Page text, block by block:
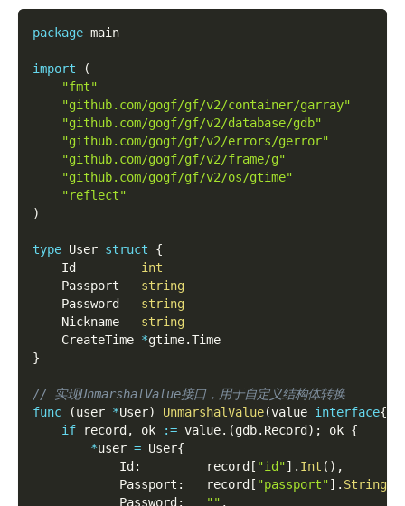
package main
import
(
"fmt"
"github.com/gogf/gf/v2/container/garray"
"github.com/gogf/gf/v2/database/gdb"
"github.com/gogf/gf/v2/errors/gerror"
"github.com/gogf/gf/v2/frame/g"
"github.com/gogf/gf/v2/os/gtime"
"reflect"
)
type User struct
{
    Id
int
    Passport
string
    Password
string
    Nickname
string
    CreateTime
*gtime.Time
}
// 实现UnmarshalValue接口，用于自定义结构体转换
func
(user *User) UnmarshalValue(value interface{
if record , ok := value. (gdb. Record ) ; ok {
*user = User{
            Id
:
         record
[ "id"] . Int ( ) ,
            Passport
:
   record
[ "passport"] . String
            Password
: "" ,